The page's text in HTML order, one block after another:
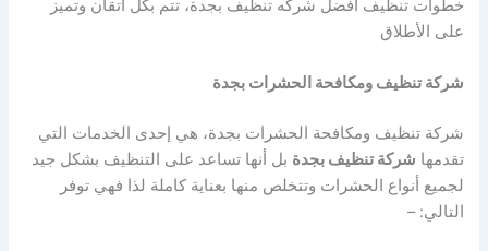
خطوات تنظيف أفضل شركه تنظيف بجدة، تتم بكل اتقان وتميز
على الأطلاق
شركة تنظيف ومكافحة الحشرات بجدة
شركة تنظيف ومكافحة الحشرات بجدة، هي إحدى الخدمات التي
تقدمها شركة تنظيف بجدة بل أنها تساعد على التنظيف بشكل جيد
لجميع أنواع الحشرات وتتخلص منها بعناية كاملة لذا فهي توفر
التالي: –